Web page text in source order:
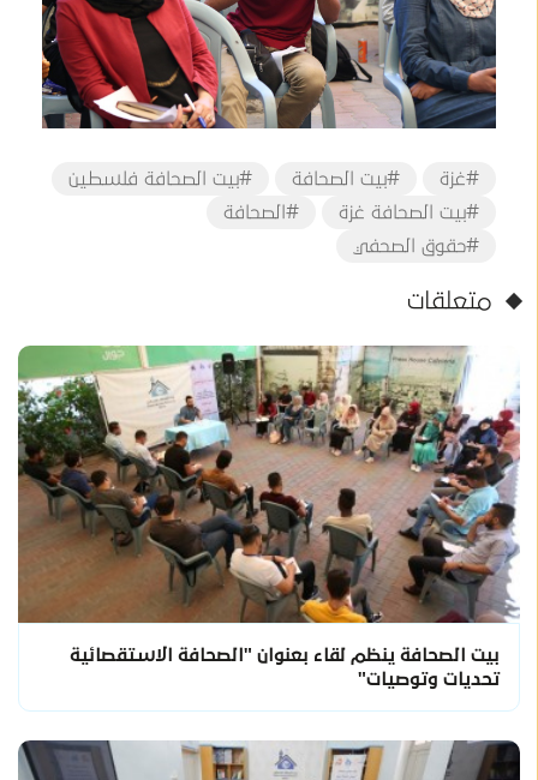
#غزة #بيت الصحافة
#بيت الصحافة فلسطين
#بيت الصحافة غزة
#الصحافة
#حقوق الصحفي
متعلقات
بيت الصحافة ينظم لقاء بعنوان "الصحافة الاستقصائية
تحديات وتوصيات"